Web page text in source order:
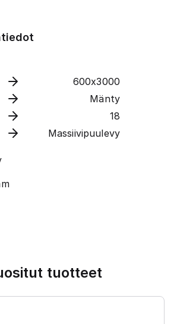
600x3000
Mänty
18
Massiivipuulevy
tuotteet